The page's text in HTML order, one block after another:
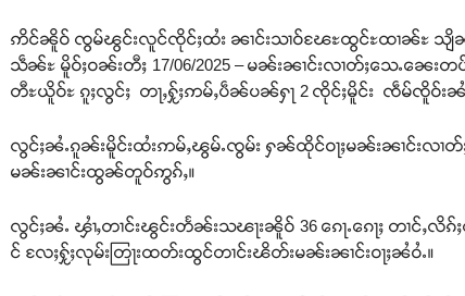
ဢိင်ၼိူဝ် ၸွမ်ၽွင်းလူင်ၸိုင်ႈထႆး ၼၢင်းသၢဝ်ၽႄႊထွင်ႊထၢၼ်ႊ သျိ
သဵၼ်ႊ မိူဝ်ႈဝၼ်းတီႈ 17/06/2025 – မၼ်းၼၢင်းလၢတ်ႈသေႉၼေ
တီႊယိူဝ်ႊ ၵူႈလွင်ႈ တႃႇႁႂ်ႈဢမ်ႇပဵၼ်ပၼ်ႁႃ 2 ၸိုင်ႈမိူင်း ၸဵမ်ၸိူဝ်းၼႆ
လွင်ႈၼႆႉၵူၼ်းမိူင်းထႆးဢမ်ႇၽွမ်ႉၸွမ်း ႁၼ်ထိုင်ဝႃႈမၼ်းၼၢင်းလၢ
မၼ်းၼၢင်းထွၼ်တူဝ်ဢွၵ်ႇ။
လွင်ႈၼႆႉ ၾၢႆႇတၢင်းၽွင်းတႅၼ်းသၽႃးၼိူဝ် 36 ၵေႃႉၵေႃႈ တၢင်ႇ
င် လႄႈႁႂ်ႈလုမ်းတြႃးထတ်းထွင်တၢင်းၽိတ်းမၼ်းၼၢင်းဝႃႈၼႆဝႆႉ။